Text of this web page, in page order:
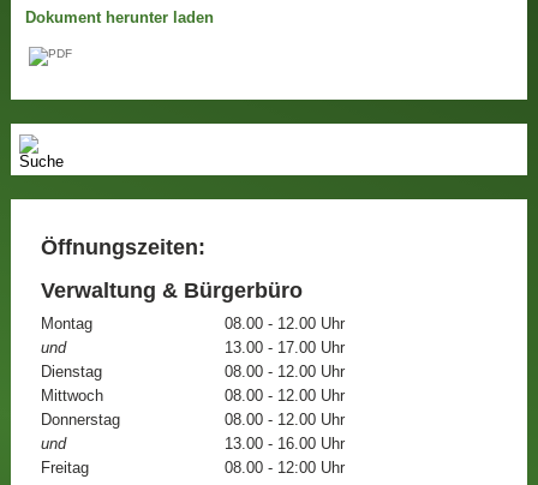
Dokument herunter laden
Öffnungszeiten:
Verwaltung & Bürgerbüro
Montag
08.00 - 12.00 Uhr
und
13.00 - 17.00 Uhr
Dienstag
08.00 - 12.00 Uhr
Mittwoch
08.00 - 12.00 Uhr
Donnerstag
08.00 - 12.00 Uhr
und
13.00 - 16.00 Uhr
Freitag
08.00 - 12:00 Uhr